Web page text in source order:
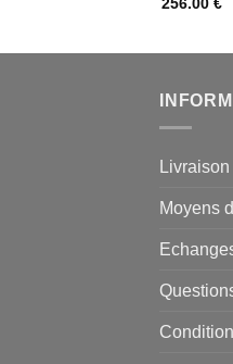
Livraison
Moyens